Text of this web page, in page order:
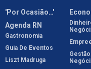
'Por Ocasião…'
Agenda RN
Gastronomia
Guia De Eventos
Liszt Madruga